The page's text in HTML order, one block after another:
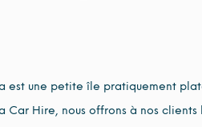
est une petite île pratiquement
Car Hire, nous offrons à nos